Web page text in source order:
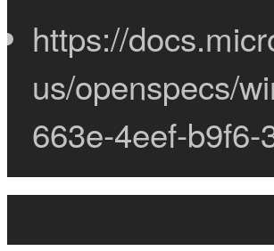
https://
us/openspecs/
663e-4eef-